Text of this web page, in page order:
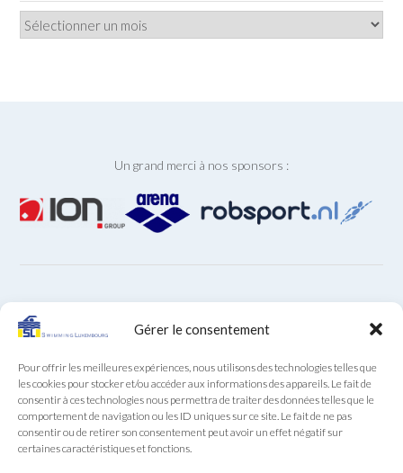
Gérer le consentement
Pour offrir les meilleures expériences, nous utilisons des technologies telles que
les cookies pour stocker et/ou accéder aux informations des appareils. Le fait de
consentir à ces technologies nous permettra de traiter des données telles que le
comportement de navigation ou les ID uniques sur ce site. Le fait de ne pas
consentir ou de retirer son consentement peut avoir un effet négatif sur
certaines caractéristiques et fonctions.
Archives
Un grand merci à nos sponsors :
ARCHIVES